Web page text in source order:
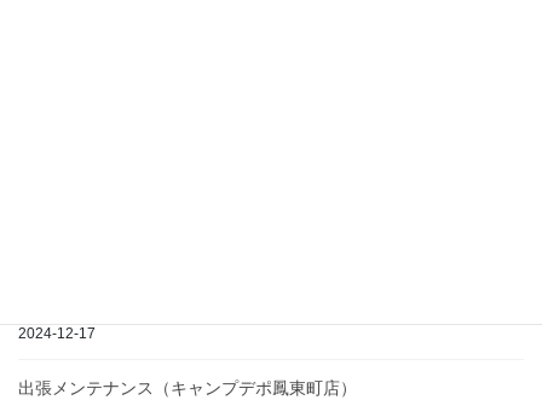
2024-12-17
出張メンテナンス（キャンプデポ鳳東町店）